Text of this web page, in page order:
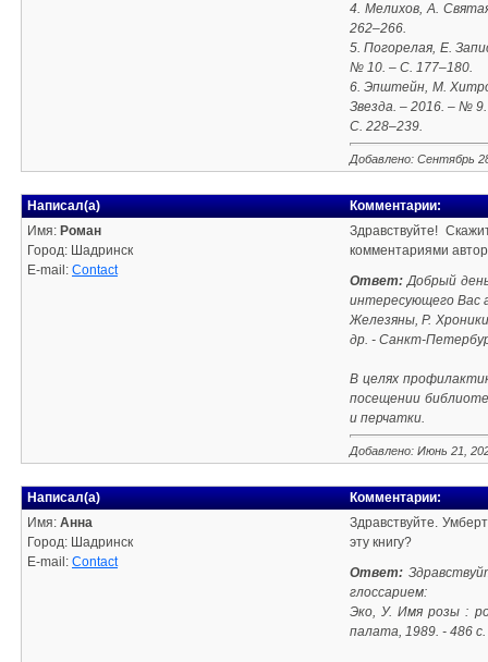
4. Мелихов, А.
262–266.
5. Погорелая, Е.
№ 10. – С. 177–180.
6. Эпштейн, М.
Звезда. – 2016. – №
С. 228–239.
Добавлено: Сентябрь
Написал(а)
Имя: Роман
Город: Шадринск
E-mail: Contact
Комментарии:
Здравствуйте!
комментариями
Ответ:Добрый
интересующего Вас
Железяны, Р.
др. - Санкт-
В целях
посещении
и перчатки.
Добавлено: Июнь 21,
Написал(а)
Имя: Анна
Город: Шадринск
E-mail: Contact
Комментарии:
Здравствуйте.
эту книгу?
Ответ:
глоссарием:
Эко, У. Имя розы :
палата, 1989. - 486